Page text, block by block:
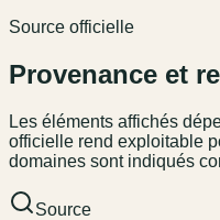
Source officielle
Provenance et
Les éléments affichés
officielle rend exploitable
domaines sont indiqués
Source